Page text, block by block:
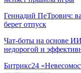
Геннадий ПеТрович:
берет отпуск
Чат-боты на основе
недорогой и
Битрикс24